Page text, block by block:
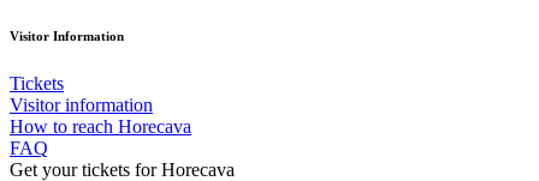
Visitor Information
Tickets
Visitor information
How to reach Horecava
FAQ
Get your tickets for Horecava